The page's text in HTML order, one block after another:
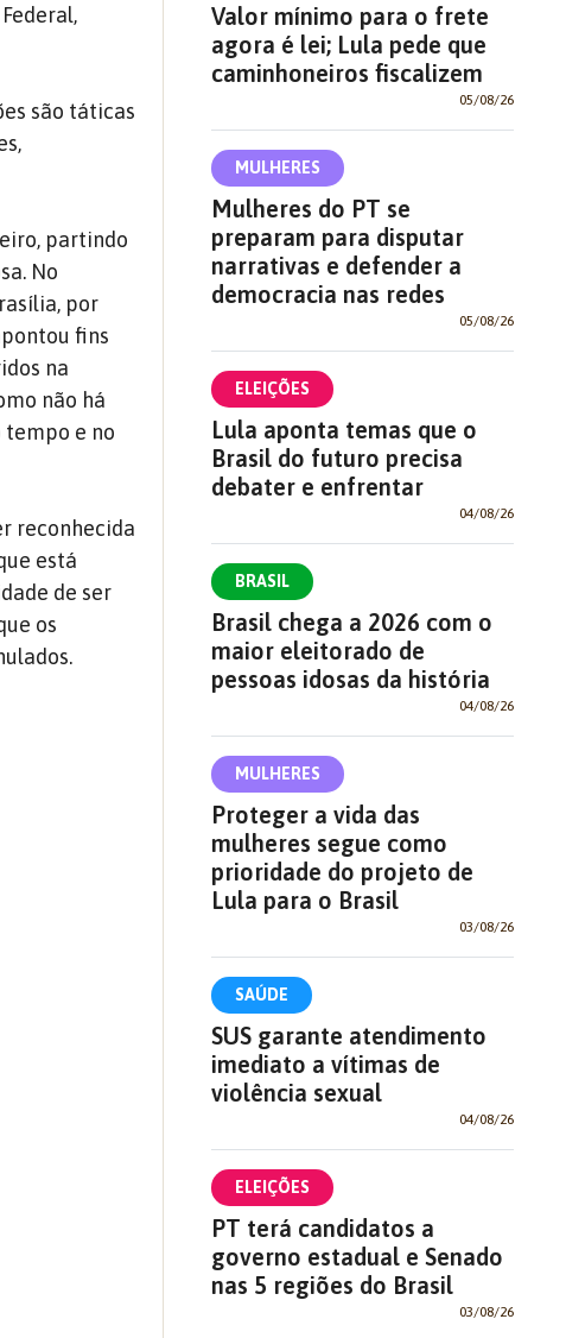
são táticas
partindo
No
por
fins
na
não há
e no
reconhecida
está
de ser
os
Valor mínimo para o frete
agora é lei; Lula pede que
caminhoneiros fiscalizem
05/08/26
MULHERES
Mulheres do PT se
preparam para disputar
narrativas e defender a
democracia nas redes
05/08/26
ELEIÇÕES
Lula aponta temas que o
Brasil do futuro precisa
debater e enfrentar
04/08/26
BRASIL
Brasil chega a 2026 com o
maior eleitorado de
pessoas idosas da história
04/08/26
MULHERES
Proteger a vida das
mulheres segue como
prioridade do projeto de
Lula para o Brasil
03/08/26
SAÚDE
SUS garante atendimento
imediato a vítimas de
violência sexual
04/08/26
ELEIÇÕES
PT terá candidatos a
governo estadual e Senado
nas 5 regiões do Brasil
03/08/26